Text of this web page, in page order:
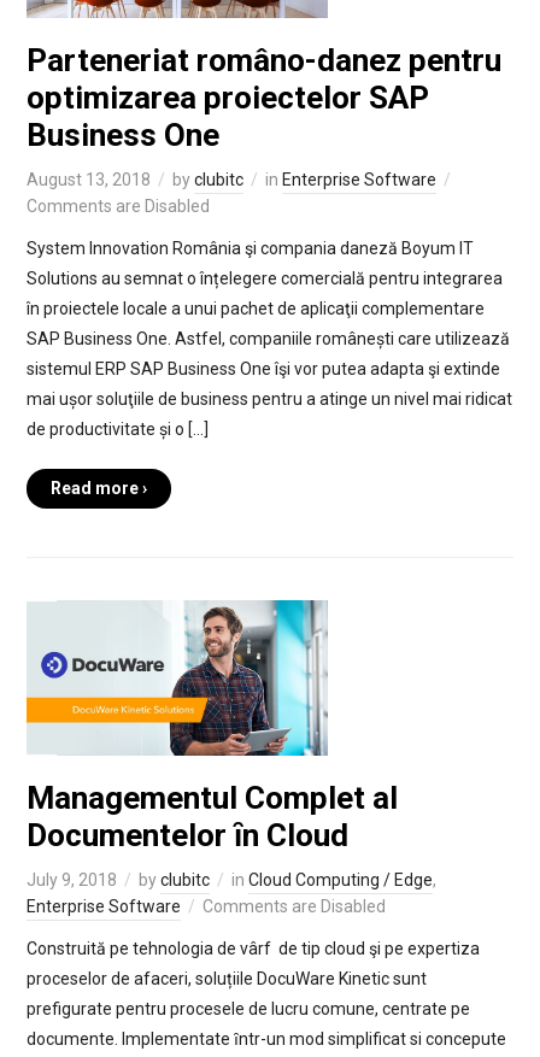
Parteneriat româno-danez pentru
optimizarea proiectelor SAP
Business One
August 13, 2018 byclubitc in Enterprise Software
Comments are Disabled
System Innovation România şi compania daneză Boyum IT
Solutions au semnat o înțelegere comercială pentru integrarea
în proiectele locale a unui pachet de aplicaţii complementare
SAP Business One. Astfel, companiile românești care utilizează
sistemul ERP SAP Business One îşi vor putea adapta şi extinde
mai ușor soluţiile de business pentru a atinge un nivel mai ridicat
de productivitate și o […]
Read more ›
Managementul Complet al
Documentelor ȋn Cloud
July 9, 2018 byclubitc in Cloud Computing / Edge,
Enterprise Software
Comments are Disabled
Construită pe tehnologia de vârf de tip cloud şi pe expertiza
proceselor de afaceri, soluțiile DocuWare Kinetic sunt
prefigurate pentru procesele de lucru comune, centrate pe
documente. Implementate ȋntr-un mod simplificat si concepute